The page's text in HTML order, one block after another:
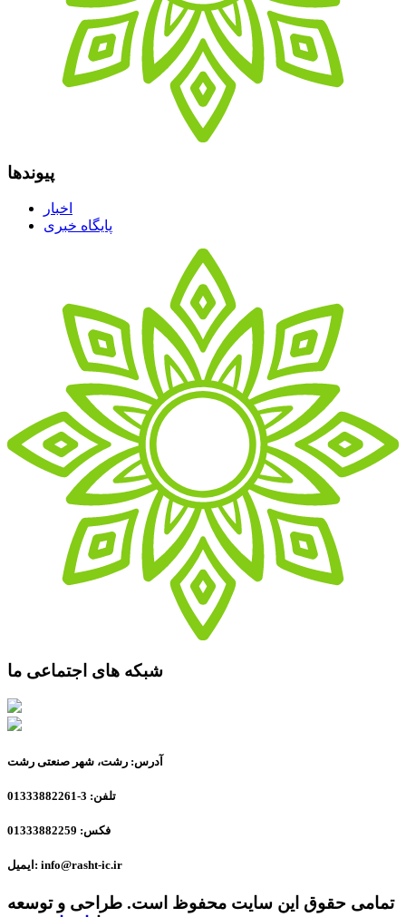
پیوندها
اخبار
پایگاه خبری
شبکه های اجتماعی ما
آدرس: رشت، شهر صنعتی رشت
تلفن: 3-01333882261
فکس: 01333882259
ایمیل: info@rasht-ic.ir
تمامی حقوق این سایت محفوظ است. طراحی و توسعه